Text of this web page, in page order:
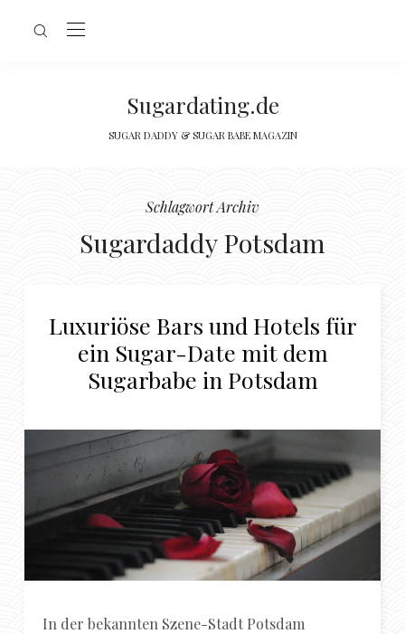
Sugardating.de
SUGAR DADDY & SUGAR BABE MAGAZIN
Schlagwort Archiv
Sugardaddy Potsdam
Luxuriöse Bars und Hotels für
ein Sugar-Date mit dem
Sugarbabe in Potsdam
In der bekannten Szene-Stadt Potsdam